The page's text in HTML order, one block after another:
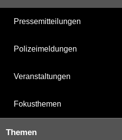
Pressemitteilungen
Polizeimeldungen
Veranstaltungen
Fokusthemen
Themen